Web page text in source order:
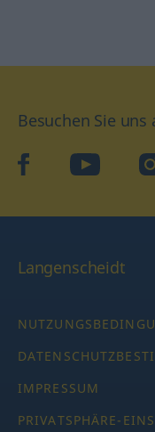
Besuchen Sie uns
facebookYouTube
Langenscheidt
IMPRESSUM
PRIVATSPHÄRE-